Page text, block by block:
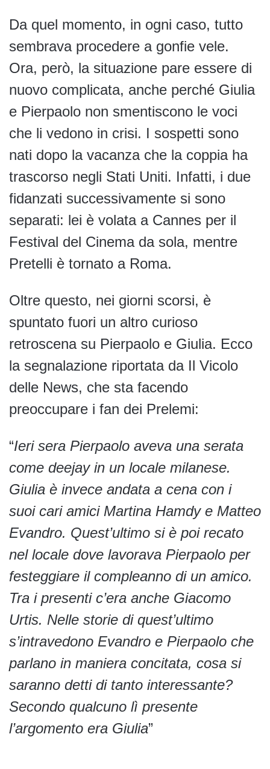
Da quel momento, in ogni caso, tutto
sembrava procedere a gonfie vele.
Ora, però, la situazione pare essere di
nuovo complicata, anche perché Giulia
e Pierpaolo non smentiscono le voci
che li vedono in crisi. I sospetti sono
nati dopo la vacanza che la coppia ha
trascorso negli Stati Uniti. Infatti, i due
fidanzati successivamente si sono
separati: lei è volata a Cannes per il
Festival del Cinema da sola, mentre
Pretelli è tornato a Roma.
Oltre questo, nei giorni scorsi, è
spuntato fuori un altro curioso
retroscena su Pierpaolo e Giulia. Ecco
la segnalazione riportata da Il Vicolo
delle News, che sta facendo
preoccupare i fan dei Prelemi:
“Ieri sera Pierpaolo aveva una serata
come deejay in un locale milanese.
Giulia è invece andata a cena con i
suoi cari amici Martina Hamdy e Matteo
Evandro. Quest’ultimo si è poi recato
nel locale dove lavorava Pierpaolo per
festeggiare il compleanno di un amico.
Tra i presenti c’era anche Giacomo
Urtis. Nelle storie di quest’ultimo
s’intravedono Evandro e Pierpaolo che
parlano in maniera concitata, cosa si
saranno detti di tanto interessante?
Secondo qualcuno lì presente
l’argomento era Giulia”